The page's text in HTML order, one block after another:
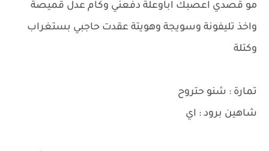
مو قصدي اعصبك اباوعلة دفعني وكام عدل قميصة
واخذ تليفونة وسويجة وهويتة عقدت حاجبي بستغراب
وكتلة
تمارة : شنو حتروح
شاهين برود : اي